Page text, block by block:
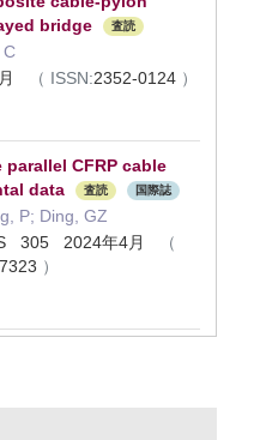
bridge
査読
, C
（ ISSN:2352-0124 ）
CFRP cable
data
査読 国際誌
P; Ding, GZ
305 2024年4月
（
）